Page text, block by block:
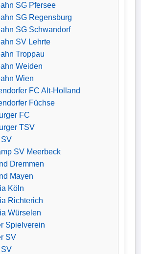
SG Pfersee
SG Regensburg
SG Schwandorf
SV Lehrte
Troppau
Weiden
Wien
FC Alt-Holland
Füchse
FC
TSV
SV
SV Meerbeck
Dremmen
Mayen
Köln
Richterich
Würselen
Spielverein
SV